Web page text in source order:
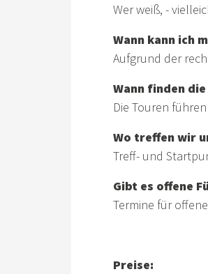
Wer weiß, -
Wann kann ich
Aufgrund der
Wann finden
Die Touren
Wo treffen wir
Treff- und
Gibt es offene
Termine für
Preise: